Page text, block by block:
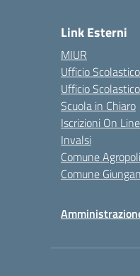
Link Esterni
MIUR
Ufficio
Ufficio
Scuola in Chiaro
Iscrizioni On Line
Invalsi
Comune Agropoli
Comune